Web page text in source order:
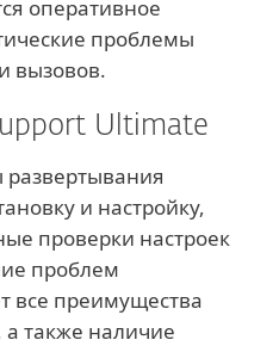
оперативное
проблемы
вызовов.
Ultimate
развертывания
и настройку,
проверки настроек
проблем
все преимущества
а также наличие